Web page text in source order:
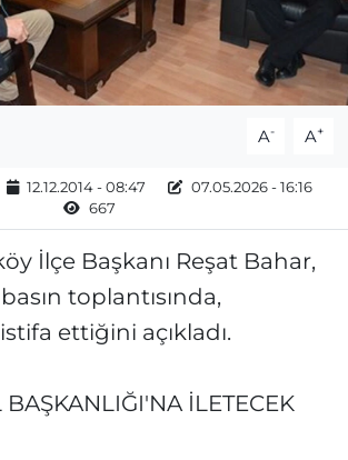
A- A+
12.12.2014 - 08:47
07.05.2026 - 16:16
667
İlçe Başkanı Reşat Bahar,
toplantısında,
ettiğini açıkladı.
BAŞKANLIĞI'NA İLETECEK